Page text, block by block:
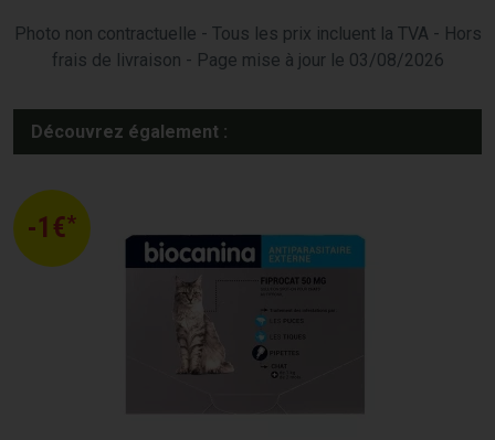
Photo non contractuelle - Tous les prix incluent la TVA - Hors
frais de livraison - Page mise à jour le 03/08/2026
Découvrez également :
-1€*